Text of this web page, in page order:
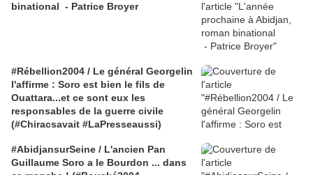
binational - Patrice Broyer
#Rébellion2004 / Le général Georgelin
l'affirme : Soro est bien le fils de
Ouattara...et ce sont eux les
responsables de la guerre civile
(#Chiracsavait #LaPresseaussi)
#AbidjansurSeine / L'ancien Pan
Guillaume Soro a le Bourdon ... dans